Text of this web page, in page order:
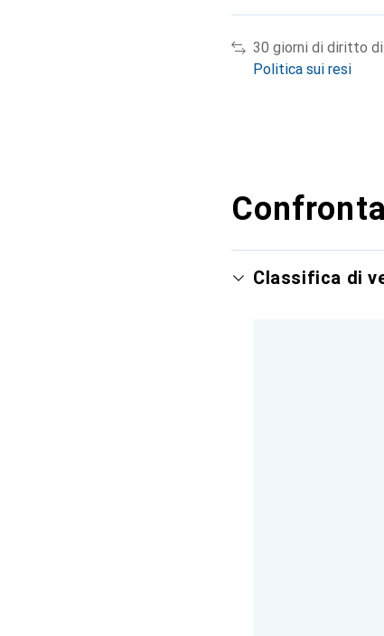
30 giorni di diritto
Politica sui resi
Classifica di